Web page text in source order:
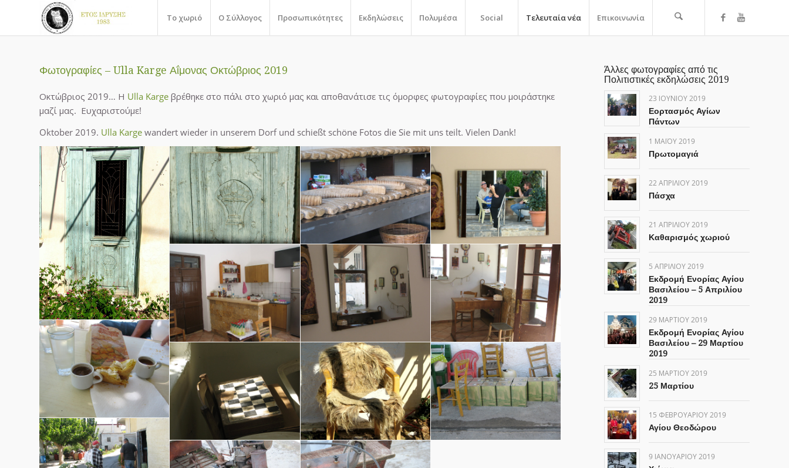
Το χωριό Ο Σύλλογος Προσωπικότητες Εκδηλώσεις Πολυμέσα Social Τελευταία νέα Επικοινωνία
Φωτογραφίες – Ulla Karge Αΐμονας Οκτώβριος 2019
Οκτώβριος 2019… Η Ulla Karge βρέθηκε στο πάλι στο χωριό μας και αποθανάτισε τις όμορφες φωτογραφίες που μοιράστηκε
μαζί μας. Ευχαριστούμε!
Oktober 2019. Ulla Karge wandert wieder in unserem Dorf und schießt schöne Fotos die Sie mit uns teilt. Vielen Dank!
Άλλες φωτογραφίες από τις
Πολιτιστικές εκδηλώσεις 2019
23 ΙΟΥΝΊΟΥ 2019
Εορτασμός Αγίων
Πάντων
1 ΜΑΪ́ΟΥ 2019
Πρωτομαγιά
22 ΑΠΡΙΛΊΟΥ 2019
Πάσχα
21 ΑΠΡΙΛΊΟΥ 2019
Καθαρισμός χωριού
5 ΑΠΡΙΛΊΟΥ 2019
Εκδρομή Ενορίας Αγίου
Βασιλείου – 5 Απριλίου
2019
29 ΜΑΡΤΊΟΥ 2019
Εκδρομή Ενορίας Αγίου
Βασιλείου – 29 Μαρτίου
2019
25 ΜΑΡΤΊΟΥ 2019
25 Μαρτίου
15 ΦΕΒΡΟΥΑΡΊΟΥ 2019
Αγίου Θεοδώρου
9 ΙΑΝΟΥΑΡΊΟΥ 2019